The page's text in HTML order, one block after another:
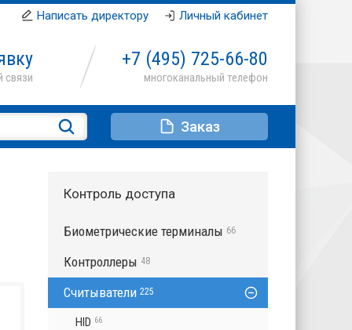
Написать директору Личный кабинет
+7 (495) 725-66-80
Заказ
Контроль доступа
Биометрические терминалы 66
Контроллеры 48
Считыватели 225
HID 66